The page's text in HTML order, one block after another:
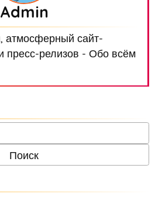
Admin
атмосферный сайт-
пресс-релизов - Обо всём